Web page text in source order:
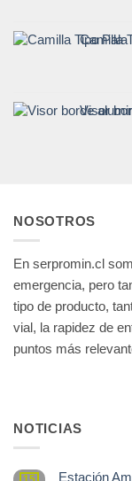
Camilla
Visor
NOSOTROS
En serpromin.cl
emergencia, pero
tipo de producto,
vial, la rapidez de
puntos más
NOTICIAS
Estación